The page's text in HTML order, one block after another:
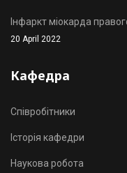
Інфаркт міокарда
20 April 2022
Кафедра
Співробітники
Історія кафедри
Наукова робота